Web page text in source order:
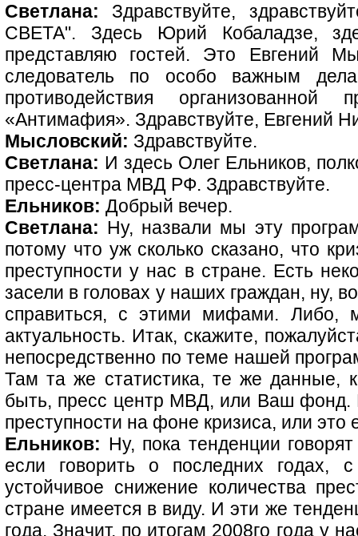
Светлана: Здравствуйте,
СВЕТА". Здесь Юрий Кобаладзе,
представляю гостей. Это Евгений
следователь по особо важным
противодействия организованной
«Антимафия». Здравствуйте, Евгений
Мысловский: Здравствуйте.
Светлана: И здесь Олег Ельников,
пресс-центра МВД РФ. Здравствуйте.
Ельников: Добрый вечер.
Светлана: Ну, назвали мы эту
потому что уж сколько сказано, что
преступности у нас в стране. Есть
засели в головах у наших граждан, ну,
справиться, с этими мифами. Либо,
актуальность. Итак, скажите,
непосредственно по теме нашей
Там та же статистика, те же данные,
быть, пресс центр МВД, или Ваш фонд.
преступности на фоне кризиса, или
Ельников: Ну, пока тенденции
если говорить о последних годах,
устойчивое снижение количества
стране имеется в виду. И эти же
года. Значит, по итогам 2008го года у